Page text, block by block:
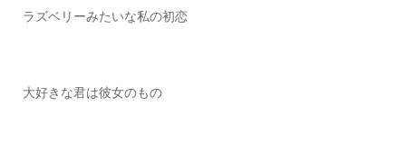
ラズベリーみたいな私の初恋
大好きな君は彼女のもの